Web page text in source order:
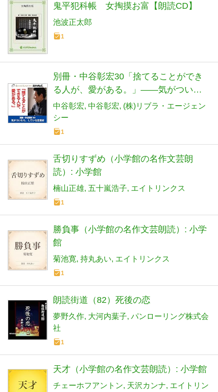
鬼平犯科帳 女掏摸お富【朗読CD】
池波正太郎
1
別冊・中谷彰宏30「捨てることができ
る人が、愛がある。」――気がついた
ら、している恋愛術
中谷彰宏 中谷彰宏 (株)リブラ・エージェン
シー
1
舌切りすずめ（小学館の名作文芸朗
読）: 小学館
楠山正雄 五十嵐浩子 エイトリンクス
1
勝負事（小学館の名作文芸朗読）: 小学
館
菊池寛 持丸あい エイトリンクス
1
朗読街道（82）死後の恋
夢野久作 大河内葉子 パンローリング株式会
社
1
天才（小学館の名作文芸朗読）: 小学館
チェーホフアントン 天沢カンナ エイトリン